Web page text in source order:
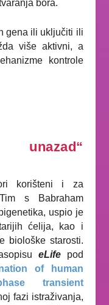
bora.
gena ili uključiti ili
više aktivni, a
kontrole
korišteni i za
s Babraham
uspio je
ćelija, kao i
biološke starosti.
eLifepod
of human
transient
fazi istraživanja,